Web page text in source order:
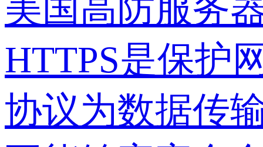
美国高防服务
HTTPS是保护
协议为数据传